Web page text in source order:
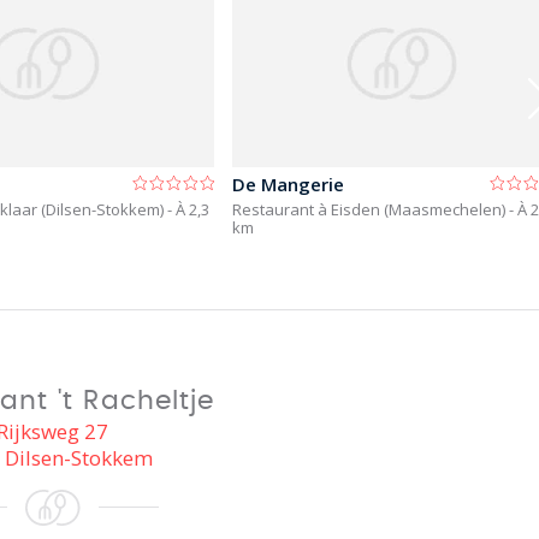
(Dilsen-Stokkem)- À 2,3
De Mangerie
Restaurant à Eisden (Maasmechelen)- À
km
't Racheltje
27
Stokkem